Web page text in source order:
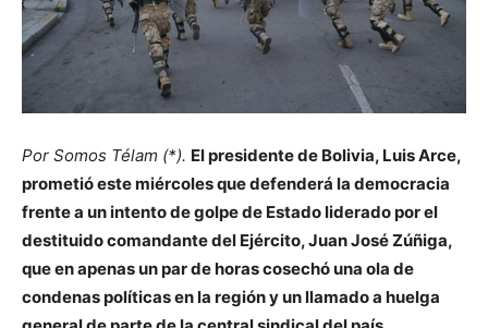
Por Somos Télam (*). El presidente de Bolivia, Luis Arce,
prometió este miércoles que defenderá la democracia
frente a un intento de golpe de Estado liderado por el
destituido comandante del Ejército, Juan José Zúñiga,
que en apenas un par de horas cosechó una ola de
condenas políticas en la región y un llamado a huelga